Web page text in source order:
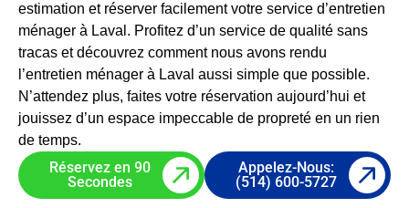
estimation et réserver facilement votre service d’entretien
ménager à Laval. Profitez d’un service de qualité sans
tracas et découvrez comment nous avons rendu
l’entretien ménager à Laval aussi simple que possible.
N’attendez plus, faites votre réservation aujourd’hui et
jouissez d’un espace impeccable de propreté en un rien
de temps.
Réservez en 90
Secondes
Appelez-Nous:
(514) 600-5727